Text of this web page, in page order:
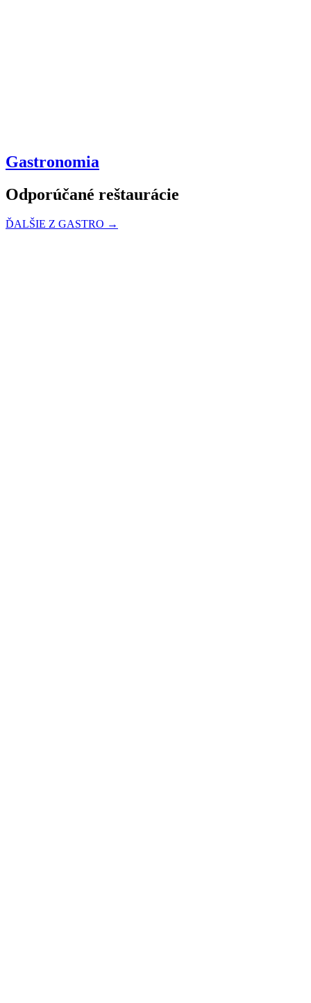
Gastronomia
Odporúčané reštaurácie
ĎALŠIE Z GASTRO →